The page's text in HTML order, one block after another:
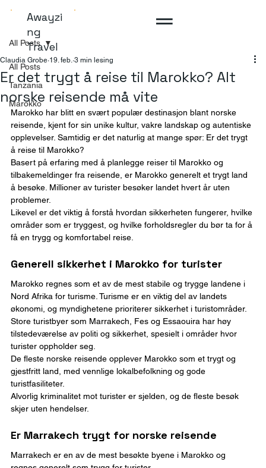
Awayzi
ng
Travel
All Posts
Tanzania
Marokko
All Posts
Er det trygt å reise til Marokko? Alt
norske reisende må vite
Claudia Grobe 19. feb. 3 min lesing
Marokko har blitt en svært populær destinasjon blant norske
reisende, kjent for sin unike kultur, vakre landskap og autentiske
opplevelser. Samtidig er det naturlig at mange spør: Er det trygt
å reise til Marokko?
Basert på erfaring med å planlegge reiser til Marokko og
tilbakemeldinger fra reisende, er Marokko generelt et trygt land
å besøke. Millioner av turister besøker landet hvert år uten
problemer.
Likevel er det viktig å forstå hvordan sikkerheten fungerer, hvilke
områder som er tryggest, og hvilke forholdsregler du bør ta for å
få en trygg og komfortabel reise.
Generell sikkerhet i Marokko for turister
Marokko regnes som et av de mest stabile og trygge landene i
Nord Afrika for turisme. Turisme er en viktig del av landets
økonomi, og myndighetene prioriterer sikkerhet i turistområder.
Store turistbyer som Marrakech, Fes og Essaouira har høy
tilstedeværelse av politi og sikkerhet, spesielt i områder hvor
turister oppholder seg.
De fleste norske reisende opplever Marokko som et trygt og
gjestfritt land, med vennlige lokalbefolkning og gode
turistfasiliteter.
Alvorlig kriminalitet mot turister er sjelden, og de fleste besøk
skjer uten hendelser.
Er Marrakech trygt for norske reisende
Marrakech er en av de mest besøkte byene i Marokko og